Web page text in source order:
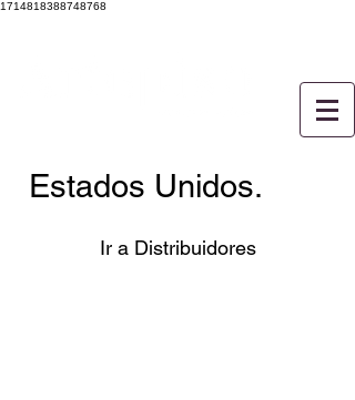
1714818388748768
Estados Unidos.
Ir a Distribuidores